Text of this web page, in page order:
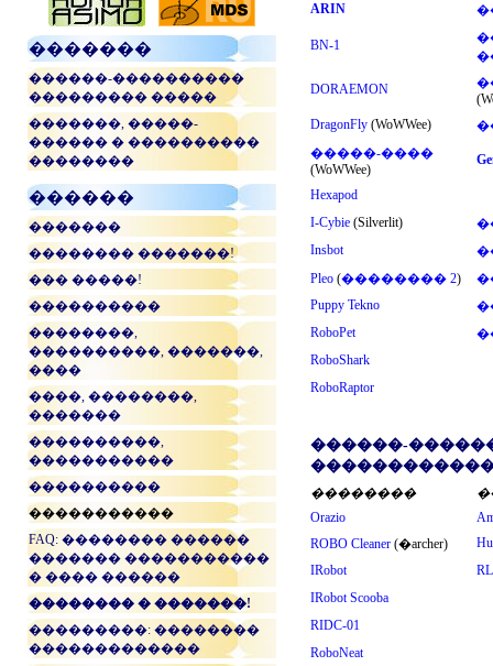
�������
������-����������
��������� �����
�������, �����-
������ � ����������
��������
������
�������
�������� �������!
��� �����!
����������
��������,
����������, �������,
����
����, ��������,
�������
����������,
�����������
����������
�����������
FAQ: �������� ������
������� �����������
� ���� ������
�������� � �������!
���������: ��������
�������������
ARIN
BN-1
DORAEMON
DragonFly (WoWWee)
�����-����
(WoWWee)
Hexapod
I-Cybie (Silverlit)
Insbot
Pleo (�������� 2)
Puppy Tekno
RoboPet
RoboShark
RoboRaptor
������-
��������
Orazio
ROBO Cleaner (�archer)
IRobot
RL
IRobot Scooba
RIDC-01
RoboNeat